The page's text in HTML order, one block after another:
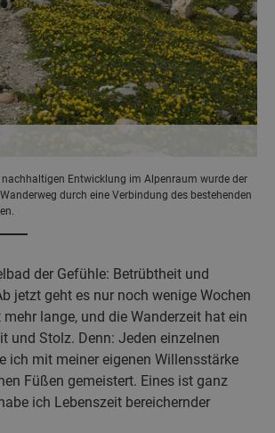
Entwicklung im Alpenraum wurde der
durch eine Verbindung des bestehenden
der Gefühle: Betrübtheit und
jetzt geht es nur noch wenige Wochen
lange, und die Wanderzeit hat ein
und Stolz. Denn: Jeden einzelnen
ich mit meiner eigenen Willensstärke
Füßen gemeistert. Eines ist ganz
ich Lebenszeit bereichernder